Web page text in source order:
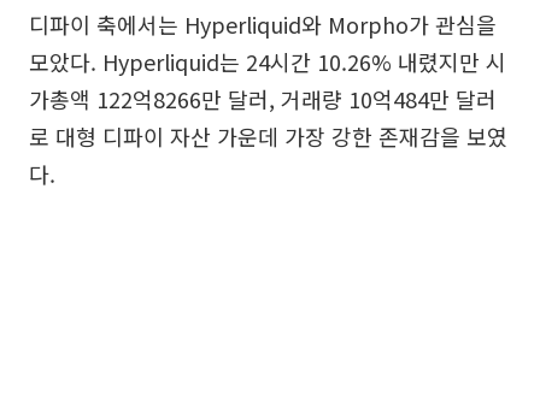
디파이 축에서는 Hyperliquid와 Morpho가 관심을
모았다. Hyperliquid는 24시간 10.26% 내렸지만 시
가총액 122억8266만 달러, 거래량 10억484만 달러
로 대형 디파이 자산 가운데 가장 강한 존재감을 보였
다.